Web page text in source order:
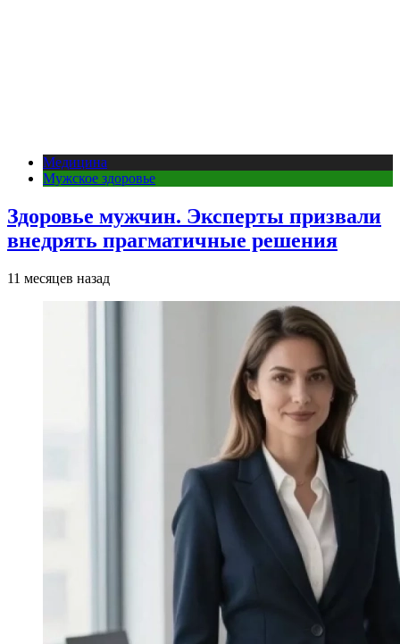
Медицина
Мужское здоровье
Здоровье мужчин. Эксперты призвали
внедрять прагматичные решения
11 месяцев назад